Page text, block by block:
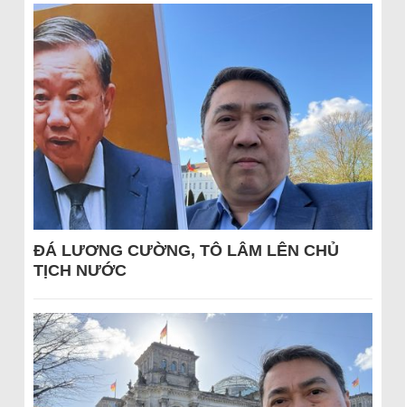
ĐÁ LƯƠNG CƯỜNG, TÔ LÂM LÊN CHỦ
TỊCH NƯỚC